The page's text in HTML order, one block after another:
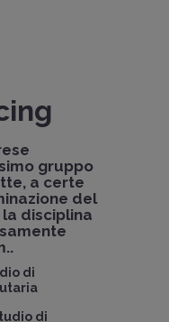
gruppo
a certe
del
disciplina
di
di